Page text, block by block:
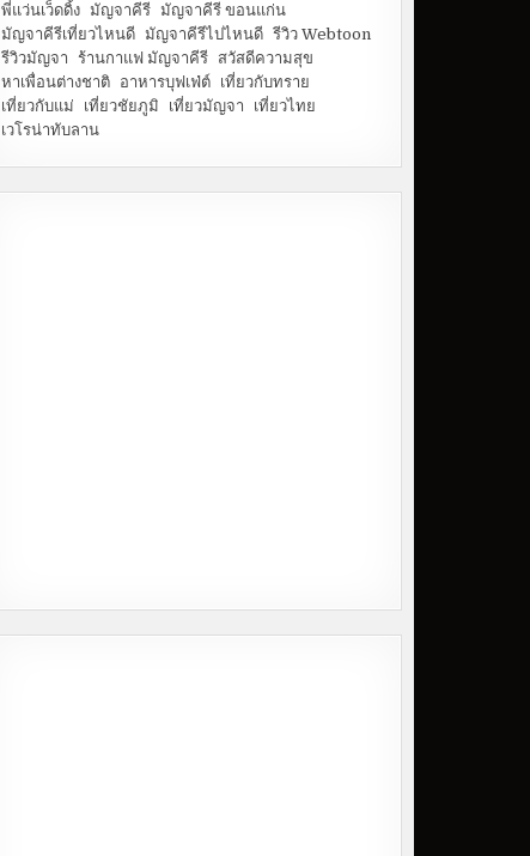
พี่แว่นเว็ดดิ้ง มัญจาคีรี มัญจาคีรี ขอนแก่น
มัญจาคีรีเที่ยวไหนดี มัญจาคีรีไปไหนดี รีวิว Webtoon
รีวิวมัญจา ร้านกาแฟ มัญจาคีรี
สวัสดีความสุข
หาเพื่อนต่างชาติ
อาหารบุฟเฟ่ต์
เที่ยวกับทราย
เที่ยวกับแม่
เที่ยวชัยภูมิ เที่ยวมัญจา
เที่ยวไทย
เวโรน่าทับลาน